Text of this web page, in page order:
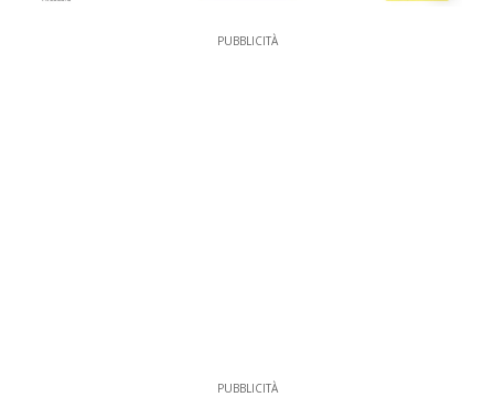
PUBBLICITÀ
PUBBLICITÀ